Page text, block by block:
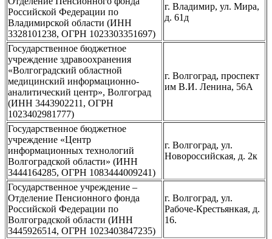
Российской Федерации по
Владимирской области (ИНН
3328101238, ОГРН 1023303351697)
г. Владимир, ул. Мира,
д. 61д
Государственное бюджетное
учреждение здравоохранения
«Волгоградский областной
медицинский информационно-
аналитический центр», Волгоград
(ИНН 3443902211, ОГРН
1023402981777)
г. Волгоград, проспект
им В.И. Ленина, 56А
Государственное бюджетное
учреждение «Центр
информационных технологий
Волгоградской области» (ИНН
3444164285, ОГРН 1083444009241)
г. Волгоград, ул.
Новороссийская, д. 2к
Государственное учреждение –
Отделение Пенсионного фонда
Российской Федерации по
Волгоградской области (ИНН
3445926514, ОГРН 1023403847235)
г. Волгоград, ул.
Рабоче-Крестьянкая, д.
16.